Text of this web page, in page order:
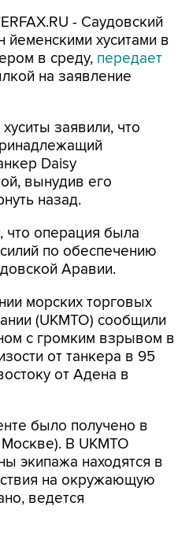
- Саудовский
йеменскими хуситами в
в среду, передает
на заявление
заявили, что
Daisy
вынудив его
назад.
что операция была
по обеспечению
Аравии.
морских торговых
(UKMTO) сообщили
с громким взрывом в
от танкера в 95
от Адена в
было получено в
В UKMTO
экипажа находятся в
на окружающую
ведется